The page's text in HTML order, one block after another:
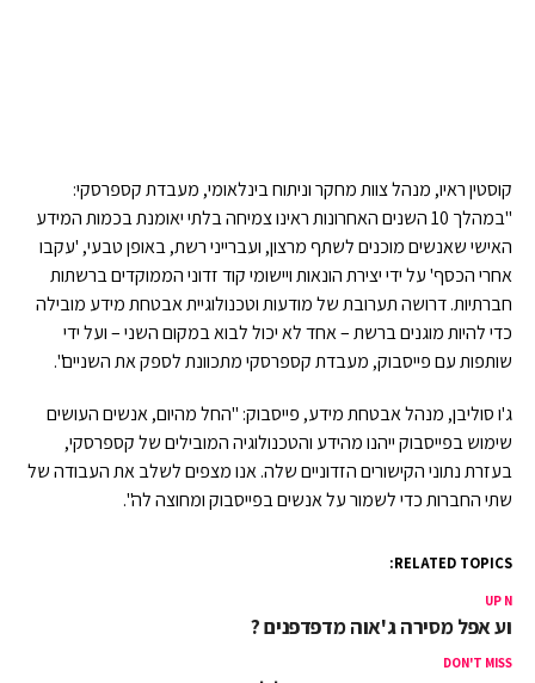
קוסטין ראיו, מנהל צוות מחקר וניתוח בינלאומי, מעבדת קספרסקי:
"במהלך 10 השנים האחרונות ראינו צמיחה בלתי יאומנת בכמות המידע
האישי שאנשים מוכנים לשתף מרצון, ועברייני רשת, באופן טבעי, 'עקבו
אחרי הכסף' על ידי יצירת הונאות ויישומי קוד זדוני הממוקדים ברשתות
חברתיות. דרושה תערובת של מודעות וטכנולוגיית אבטחת מידע מובילה
כדי להיות מוגנים ברשת – אחד לא יכול לבוא במקום השני – ועל ידי
שותפות עם פייסבוק, מעבדת קספרסקי מתכוונת לספק את השניים".
ג'ו סוליבן, מנהל אבטחת מידע, פייסבוק: "החל מהיום, אנשים העושים
שימוש בפייסבוק ייהנו מהידע והטכנולוגיה המובילים של קספרסקי,
בעזרת נתוני הקישורים הזדוניים שלה. אנו מצפים לשלב את העבודה של
שתי החברות כדי לשמור על אנשים בפייסבוק ומחוצה לה".
RELATED TOPICS:
UP
אפל מסירה ג'אוה מדפדפנים ?
DON'T MISS